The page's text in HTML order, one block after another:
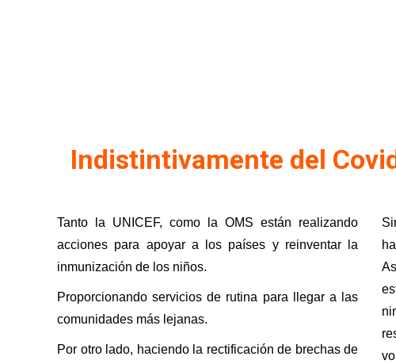
Indistintivamente del
Tanto la UNICEF, como la OMS están realizando
acciones para apoyar a los países y reinventar la
inmunización de los niños.
Proporcionando servicios de rutina para llegar a las
comunidades más lejanas.
Por otro lado, haciendo la rectificación de brechas de